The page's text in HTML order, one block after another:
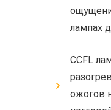
лампах
CCFL
ожогов